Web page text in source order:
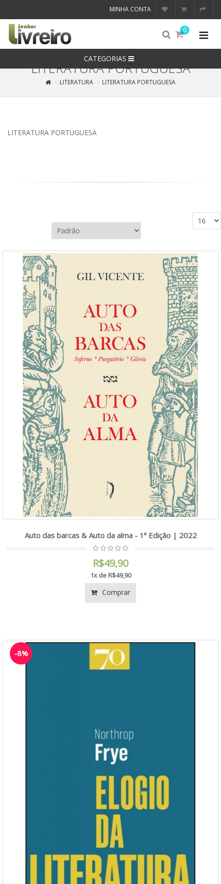
MINHA CONTA
0
CATEGORIAS
LITERATURA PORTUGUESA
LITERATURA LITERATURA PORTUGUESA
LITERATURA PORTUGUESA
Auto das barcas & Auto da alma - 1ª Edição | 2022
R$49,90
1x de R$49,90
Comprar
-8%